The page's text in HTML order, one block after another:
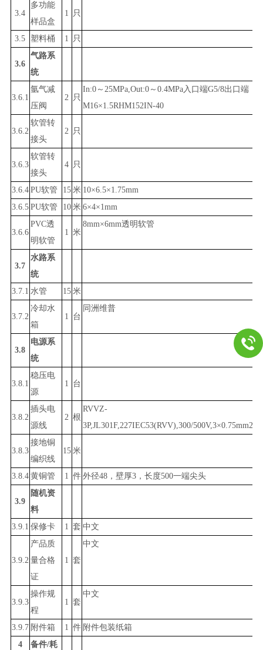
3.4
多功能
样品盒
1 只
3.5 塑料桶 1 只
3.6
气路系
统
3.6.1
氩气减
压阀
2 只
In:0～25MPa,Out:0～0.4MPa入口端G5/8出口端
M16×1.5RHM152IN-40
3.6.2
软管转
接头
2 只
3.6.3
软管转
接头
4 只
3.6.4 PU软管 15 米 10×6.5×1.75mm
3.6.5 PU软管 10 米 6×4×1mm
3.6.6
PVC透
明软管
1 米
8mm×6mm透明软管
3.7
水路系
统
3.7.1 水管 15 米
3.7.2
冷却水
箱
1 台
同洲维普
3.8
电源系
统
3.8.1
稳压电
源
1 台
3.8.2
插头电
源线
2 根
RVVZ-
3P,JL301F,227IEC53(RVV),300/
3.8.3
接地铜
编织线
15 米
3.8.4 黄铜管 1 件 外径48，壁厚3，长度500一端尖头
3.9
随机资
料
3.9.1 保修卡 1 套 中文
3.9.2
产品质
量合格
证
1 套
中文
3.9.3
操作规
程
1 套
中文
3.9.7 附件箱 1 件 附件包装纸箱
4
备件/耗